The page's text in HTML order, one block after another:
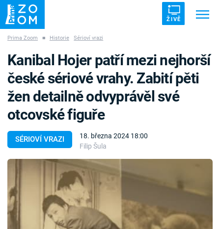
ŽIVĚ
ZÁHADY VETŘELCI DÁVNOVĚKU
Témata
Témata
Pořady
TV Program
Prima Zoom ■ Historie Sérioví vrazi
SÉRIOVÍ VRAZI
18. března 2024 18:00
Filip Šula
Kanibal Hojer patří mezi nejhorší
české sériové vrahy. Zabití pěti
žen detailně odvyprávěl své
otcovské figuře